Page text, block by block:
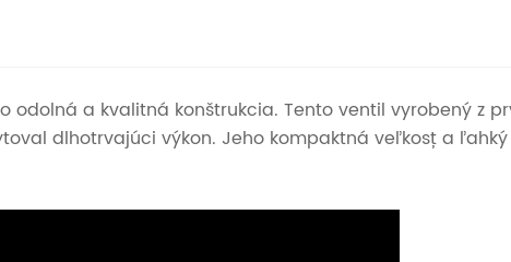
odolná a kvalitná konštrukcia. Tento ventil vyrobený z
dlhotrvajúci výkon. Jeho kompaktná veľkosť a